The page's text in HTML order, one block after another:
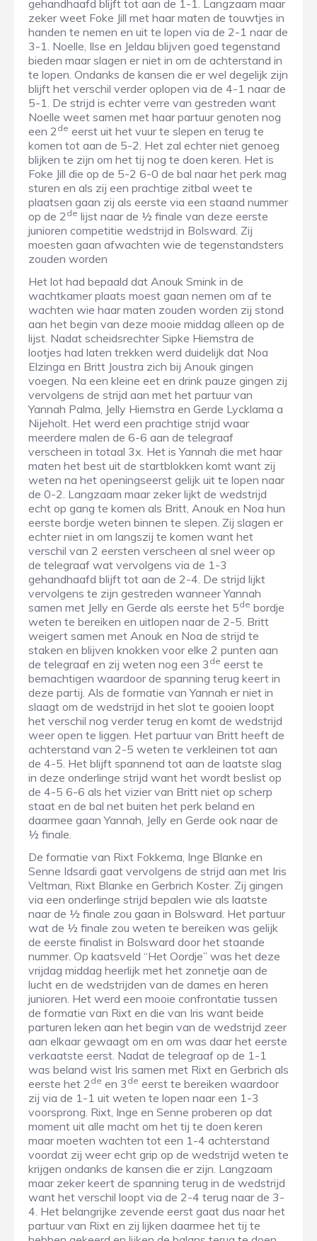
gehandhaafd blijft tot aan de 1-1. Langzaam maar
zeker weet Foke Jill met haar maten de touwtjes in
handen te nemen en uit te lopen via de 2-1 naar de
3-1. Noelle, Ilse en Jeldau blijven goed tegenstand
bieden maar slagen er niet in om de achterstand in
te lopen. Ondanks de kansen die er wel degelijk zijn
blijft het verschil verder oplopen via de 4-1 naar de
5-1. De strijd is echter verre van gestreden want
Noelle weet samen met haar partuur genoten nog
een 2 de eerst uit het vuur te slepen en terug te
komen tot aan de 5-2. Het zal echter niet genoeg
blijken te zijn om het tij nog te doen keren. Het is
Foke Jill die op de 5-2 6-0 de bal naar het perk mag
sturen en als zij een prachtige zitbal weet te
plaatsen gaan zij als eerste via een staand nummer
op de 2 de lijst naar de ½ finale van deze eerste
junioren competitie wedstrijd in Bolsward. Zij
moesten gaan afwachten wie de tegenstandsters
zouden worden
Het lot had bepaald dat Anouk Smink in de
wachtkamer plaats moest gaan nemen om af te
wachten wie haar maten zouden worden zij stond
aan het begin van deze mooie middag alleen op de
lijst. Nadat scheidsrechter Sipke Hiemstra de
lootjes had laten trekken werd duidelijk dat Noa
Elzinga en Britt Joustra zich bij Anouk gingen
voegen. Na een kleine eet en drink pauze gingen zij
vervolgens de strijd aan met het partuur van
Yannah Palma, Jelly Hiemstra en Gerde Lycklama a
Nijeholt. Het werd een prachtige strijd waar
meerdere malen de 6-6 aan de telegraaf
verscheen in totaal 3x. Het is Yannah die met haar
maten het best uit de startblokken komt want zij
weten na het openingseerst gelijk uit te lopen naar
de 0-2. Langzaam maar zeker lijkt de wedstrijd
echt op gang te komen als Britt, Anouk en Noa hun
eerste bordje weten binnen te slepen. Zij slagen er
echter niet in om langszij te komen want het
verschil van 2 eersten verscheen al snel weer op
de telegraaf wat vervolgens via de 1-3
gehandhaafd blijft tot aan de 2-4. De strijd lijkt
vervolgens te zijn gestreden wanneer Yannah
samen met Jelly en Gerde als eerste het 5de bordje
weten te bereiken en uitlopen naar de 2-5. Britt
weigert samen met Anouk en Noa de strijd te
staken en blijven knokken voor elke 2 punten aan
de telegraaf en zij weten nog een 3 de eerst te
bemachtigen waardoor de spanning terug keert in
deze partij. Als de formatie van Yannah er niet in
slaagt om de wedstrijd in het slot te gooien loopt
het verschil nog verder terug en komt de wedstrijd
weer open te liggen. Het partuur van Britt heeft de
achterstand van 2-5 weten te verkleinen tot aan
de 4-5. Het blijft spannend tot aan de laatste slag
in deze onderlinge strijd want het wordt beslist op
de 4-5 6-6 als het vizier van Britt niet op scherp
staat en de bal net buiten het perk beland en
daarmee gaan Yannah, Jelly en Gerde ook naar de
½ finale.
De formatie van Rixt Fokkema, Inge Blanke en
Senne Idsardi gaat vervolgens de strijd aan met Iris
Veltman, Rixt Blanke en Gerbrich Koster. Zij gingen
via een onderlinge strijd bepalen wie als laatste
naar de ½ finale zou gaan in Bolsward. Het partuur
wat de ½ finale zou weten te bereiken was gelijk
de eerste finalist in Bolsward door het staande
nummer. Op kaatsveld “Het Oordje” was het deze
vrijdag middag heerlijk met het zonnetje aan de
lucht en de wedstrijden van de dames en heren
junioren. Het werd een mooie confrontatie tussen
de formatie van Rixt en die van Iris want beide
parturen leken aan het begin van de wedstrijd zeer
aan elkaar gewaagt om en om was daar het eerste
verkaatste eerst. Nadat de telegraaf op de 1-1
was beland wist Iris samen met Rixt en Gerbrich als
eerste het 2 de en 3 de eerst te bereiken waardoor
zij via de 1-1 uit weten te lopen naar een 1-3
voorsprong. Rixt, Inge en Senne proberen op dat
moment uit alle macht om het tij te doen keren
maar moeten wachten tot een 1-4 achterstand
voordat zij weer echt grip op de wedstrijd weten te
krijgen ondanks de kansen die er zijn. Langzaam
maar zeker keert de spanning terug in de wedstrijd
want het verschil loopt via de 2-4 terug naar de 3-
4. Het belangrijke zevende eerst gaat dus naar het
partuur van Rixt en zij lijken daarmee het tij te